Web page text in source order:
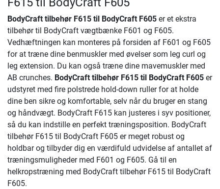
BodyCraft tilbehør F615 til BodyCraft F605 er et ekstra
tilbehør til BodyCraft vægtbænke F601 og F605.
Vedhæftningen kan monteres på forsiden af ​​F601 og F605
for at træne dine benmuskler med øvelser som leg curl og
leg extension. Du kan også træne dine mavemuskler med
AB crunches. BodyCraft tilbehør F615 til BodyCraft F605 er
udstyret med fire polstrede hold-down ruller for at holde
dine ben sikre og komfortable, selv når du bruger en stang
og håndvægt. BodyCraft F615 kan justeres i syv positioner,
så du kan indstille en perfekt træningsposition. BodyCraft
tilbehør F615 til BodyCraft F605 er meget robust og
holdbar og tilbyder dig en værdifuld udvidelse af antallet af
træningsmuligheder med F601 og F605. Gå til en
helkropstræning med BodyCraft tilbehør F615 til BodyCraft
F605.